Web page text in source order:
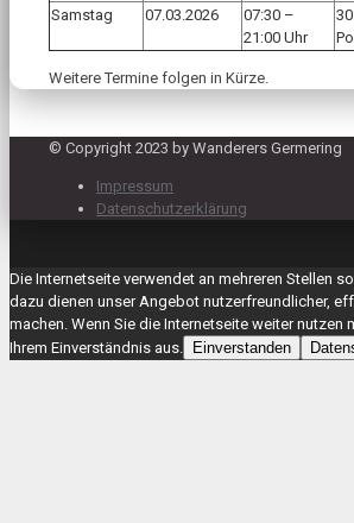
Samstag 07.03.2026
07:30 –
21:00 Uhr
Weitere Termine folgen in Kürze.
© Copyright 2023 by Wanderers Germering
Impressum
Datenschutzerklärung
Die Internetseite verwendet an mehreren Stellen
dazu dienen unser Angebot nutzerfreundlicher,
machen. Wenn Sie die Internetseite weiter nutzen
Ihrem Einverständnis aus.
Einverstanden